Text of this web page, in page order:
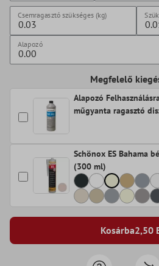
Csemragasztó szükséges (kg)
Alapozó
Megfelelő
Alapozó
műgyanta ragasztó
Schönox ES Bahama
(300 ml)
Kosárba2,50